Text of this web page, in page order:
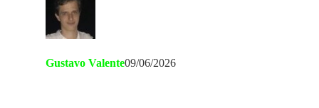
Gustavo Valente09/06/2026